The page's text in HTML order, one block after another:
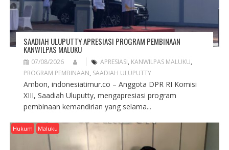
SAADIAH ULUPUTTY APRESIASI PROGRAM PEMBINAAN
KANWILPAS MALUKU
07/08/2026 APRESIASI, KANWILPAS MALUKU,
PROGRAM PEMBINAAN, SAADIAH ULUPUTTY
Ambon, indonesiatimur.co – Anggota DPR RI Komisi
XIII, Saadiah Uluputty, mengapresiasi program
pembinaan kemandirian yang selama...
Hukum Maluku